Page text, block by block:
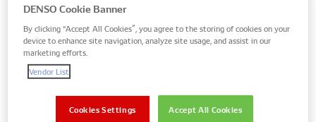
liczne możliwości, szczególnie w zakresie sprzedaży
świec zapłonowych i żarowych. Na szczęście, dzięki
takiemu partnerowi jak DENSO, który jest jednym z
wiodących producentów tych części na rynek OE, mają
oni natychmiastowy dostęp do najlepszych części
zamiennych, aby zaspokoić każde zapotrzebowanie.
DENSO Cookie Banner
By clicking “Accept All Cookies”, you agree to the storing of cookies on your
device to enhance site navigation, analyze site usage, and assist in our
marketing efforts.
Vendor List
Accept All Cookies
Cookies Settings